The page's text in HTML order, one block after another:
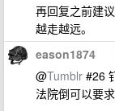
再回复之前建
越走越远。
eason1874
@Tumblr #26
法院倒可以要求